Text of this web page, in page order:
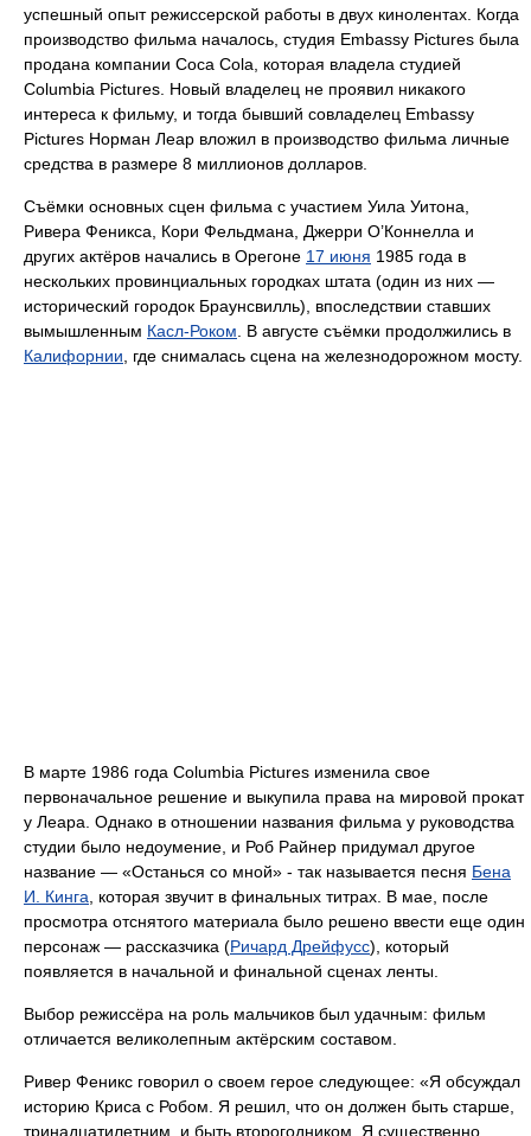
успешный опыт режиссерской работы в двух кинолентах. Когда
производство фильма началось, студия Embassy Pictures была
продана компании Coca Cola, которая владела студией
Columbia Pictures. Новый владелец не проявил никакого
интереса к фильму, и тогда бывший совладелец Embassy
Pictures Норман Леар вложил в производство фильма личные
средства в размере 8 миллионов долларов.
Съёмки основных сцен фильма с участием Уила Уитона,
Ривера Феникса, Кори Фельдмана, Джерри О’Коннелла и
других актёров начались в Орегоне 17 июня 1985 года в
нескольких провинциальных городках штата (один из них —
исторический городок Браунсвилль), впоследствии ставших
вымышленным Касл-Роком . В августе съёмки продолжились в
Калифорнии , где снималась сцена на железнодорожном мосту.
В марте 1986 года Columbia Pictures изменила свое
первоначальное решение и выкупила права на мировой прокат
у Леара. Однако в отношении названия фильма у руководства
студии было недоумение, и Роб Райнер придумал другое
название — «Останься со мной» - так называется песня Бена
И. Кинга , которая звучит в финальных титрах. В мае, после
просмотра отснятого материала было решено ввести еще один
персонаж — рассказчика (Ричард Дрейфусс), который
появляется в начальной и финальной сценах ленты.
Выбор режиссёра на роль мальчиков был удачным: фильм
отличается великолепным актёрским составом.
Ривер Феникс говорил о своем герое следующее: «Я обсуждал
историю Криса с Робом. Я решил, что он должен быть старше,
тринадцатилетним, и быть второгодником. Я существенно